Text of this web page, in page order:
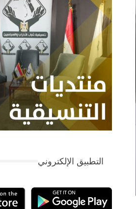
التطبيق الإلكتروني